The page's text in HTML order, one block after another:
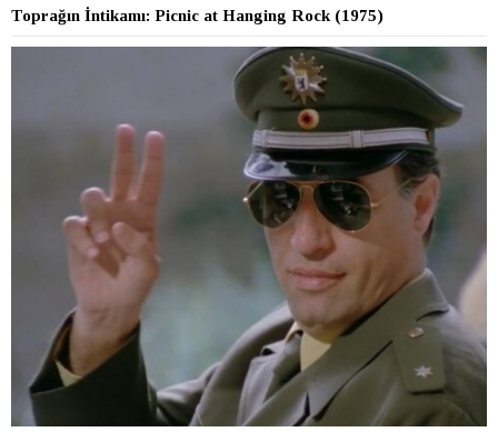
Toprağın İntikamı: Picnic at Hanging Rock (1975)